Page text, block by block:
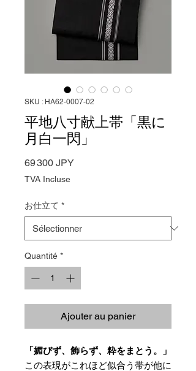
SKU : HA62-0007-02
平地八寸献上帯「黒に
月白一閃」
69 300 JPYPrix
TVA Incluse
お仕立て *
Quantité *
Ajouter au panier
「媚びず、飾らず、粋をまとう。」
この表現がこれほど似合う帯が他に